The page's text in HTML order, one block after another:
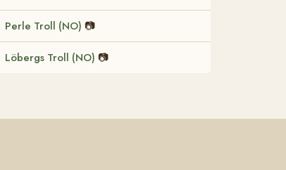
Perle Troll (NO) 📷
Löbergs Troll (NO) 📷